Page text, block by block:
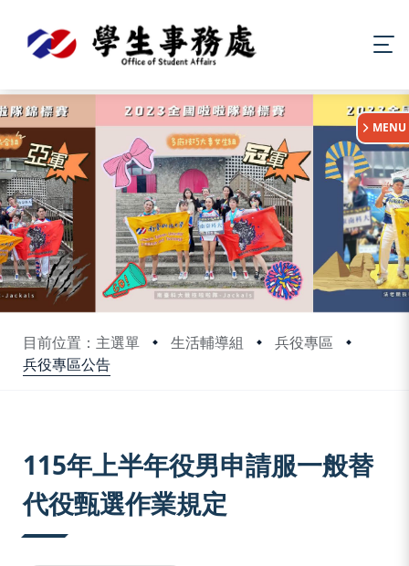
目前位置：主選單 生活輔導組
兵役專區
兵役專區公告
MENU
115年上半年役男申請服一般替
代役甄選作業規定